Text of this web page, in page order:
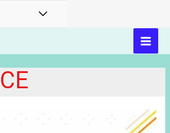
PERMUTATEUR
MENU